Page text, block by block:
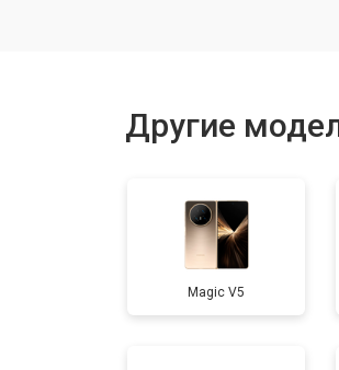
Замена задней
Замена дисплея
Другие
Magic V5